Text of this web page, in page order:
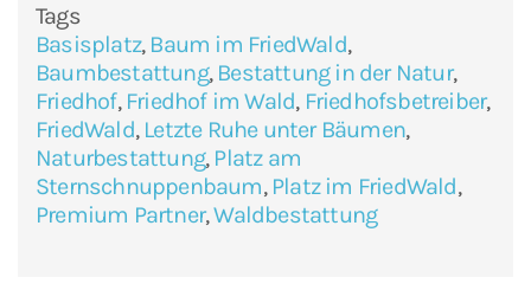
Tags
Basisplatz, Baum im FriedWald,
Baumbestattung, Bestattung in der Natur,
Friedhof, Friedhof im Wald, Friedhofsbetreiber,
FriedWald, Letzte Ruhe unter Bäumen,
Naturbestattung, Platz am
Sternschnuppenbaum, Platz im FriedWald,
Premium Partner,Waldbestattung